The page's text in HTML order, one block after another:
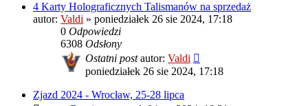
4 Karty Holograficznych Talismanów na sprzedaż
autor: Valdi » poniedziałek 26 sie 2024, 17:18
0 Odpowiedzi
6308 Odsłony
Ostatni postautor: Valdi
poniedziałek 26 sie 2024, 17:18
Zjazd 2024 - Wrocław, 25-28 lipca